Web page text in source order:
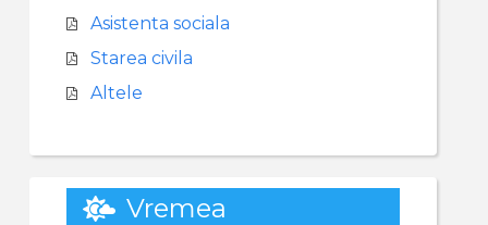
Asistenta sociala
Starea civila
Altele
Vremea